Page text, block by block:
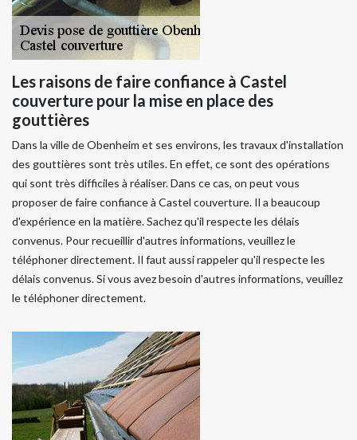
Les raisons de faire confiance à Castel
couverture pour la mise en place des
gouttières
Dans la ville de Obenheim et ses environs, les travaux d'installation
des gouttières sont très utiles. En effet, ce sont des opérations
qui sont très difficiles à réaliser. Dans ce cas, on peut vous
proposer de faire confiance à Castel couverture. Il a beaucoup
d'expérience en la matière. Sachez qu'il respecte les délais
convenus. Pour recueillir d'autres informations, veuillez le
téléphoner directement. Il faut aussi rappeler qu'il respecte les
délais convenus. Si vous avez besoin d'autres informations, veuillez
le téléphoner directement.